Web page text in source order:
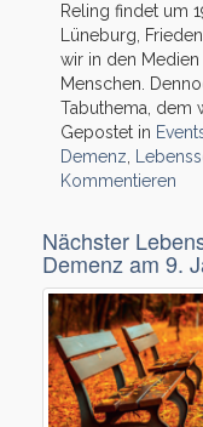
Reling findet um
Lüneburg,
wir in den
Menschen.
Tabuthema, dem
Gepostet in
Demenz
Kommentieren
Nächster
Demenz am 9.